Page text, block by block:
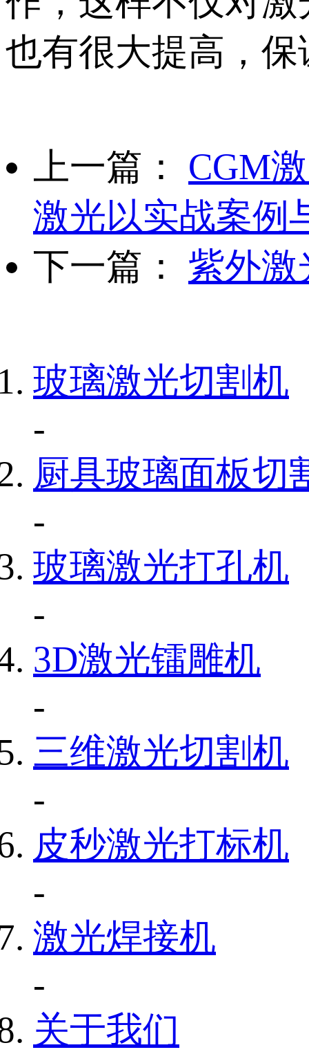
也有很大提高，
上一篇：
CGM
激光以实战案例
下一篇：
紫外激
玻璃激光切割机
-
厨具玻璃面板切
-
玻璃激光打孔机
-
3D激光镭雕机
-
三维激光切割机
-
皮秒激光打标机
-
激光焊接机
-
关于我们